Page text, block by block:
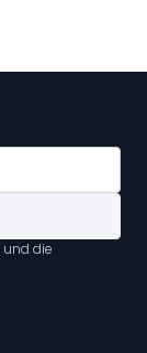
und die